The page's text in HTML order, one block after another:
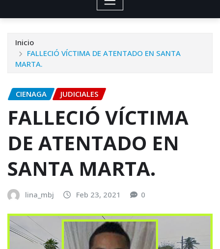
Inicio
FALLECIÓ VÍCTIMA DE ATENTADO EN SANTA
MARTA.
CIENAGA JUDICIALES
FALLECIÓ VÍCTIMA
DE ATENTADO EN
SANTA MARTA.
lina_mbj Feb 23, 2021 0